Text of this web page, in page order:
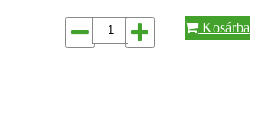
Kosárba